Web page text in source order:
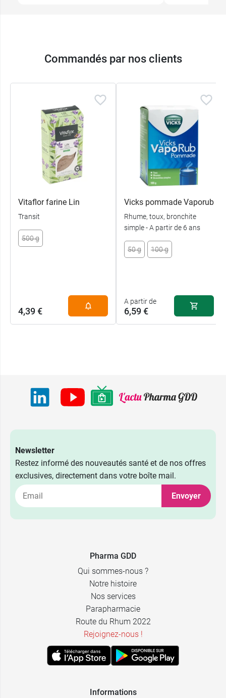
Commandés par nos clients
Vitaflor farine Lin
Transit
500 g
4,39 €
Vicks pommade Vaporub
Rhume, toux, bronchite
simple - A partir de 6 ans
50 g 100 g
A partir de
6,59 €
6,59 €
Newsletter
Restez informé des nouveautés santé et de nos offres
exclusives, directement dans votre boîte mail.
Envoyer
Pharma GDD
Qui sommes-nous ?
Notre histoire
Nos services
Parapharmacie
Route du Rhum 2022
Rejoignez-nous !
Informations